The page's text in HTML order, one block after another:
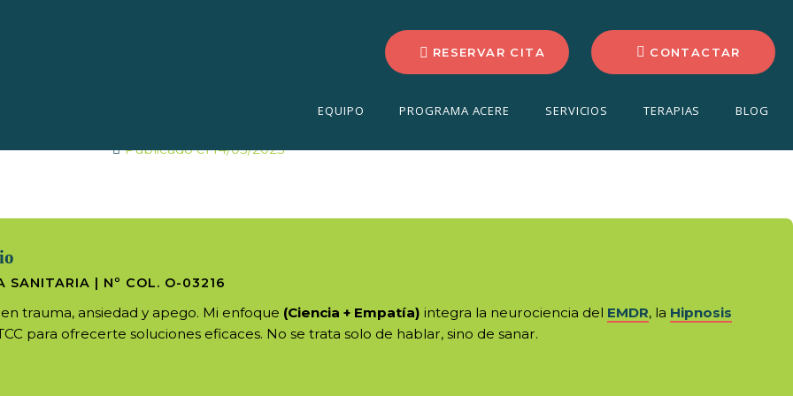
RESERVAR CITA CONTACTAR
EQUIPO PROGRAMA ACERE SERVICIOS TERAPIAS BLOG
sociales en la salud mental
Publicado el14/05/2025
SANITARIA | Nº COL. O-03216
trauma, ansiedad y apego. Mi enfoque (Ciencia + Empatía) integra la neurociencia del EMDR, la Hipnosis
para ofrecerte soluciones eficaces. No se trata solo de hablar, sino de sanar.